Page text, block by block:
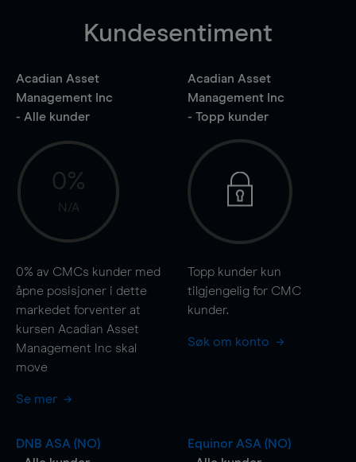
Kundesentiment
Acadian Asset
Management Inc
- Alle kunder
0%
N/A
0% av CMCs kunder med
åpne posisjoner i dette
markedet forventer at
kursen Acadian Asset
Management Inc skal
move
Se mer
Acadian Asset
Management Inc
- Topp kunder
Topp kunder kun
tilgjengelig for CMC
kunder.
Søk om konto
DNB ASA (NO)
Equinor ASA (NO)